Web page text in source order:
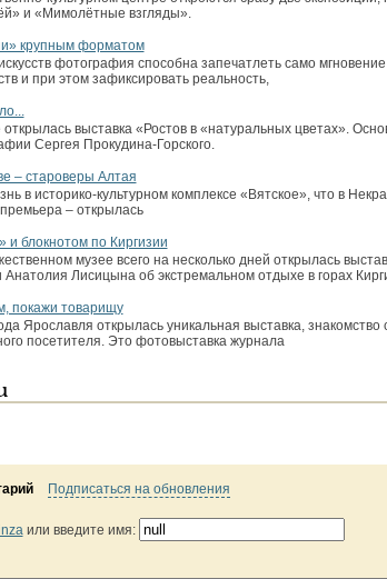
и «Мимолётные взгляды».
крупным форматом
фотография способна запечатлеть само
и при этом зафиксировать реальность,
выставка «Ростов в «натуральных цветах».
Сергея Прокудина-Горского.
– староверы Алтая
в историко-культурном комплексе «Вятское», что в
– открылась
и блокнотом по Киргизии
музее всего на несколько дней открылась
Анатолия Лисицына об экстремальном отдыхе в горах
покажи товарищу
Ярославля открылась уникальная выставка, знакомство
посетителя. Это фотовыставка журнала
Подписаться на обновления
или введите имя: